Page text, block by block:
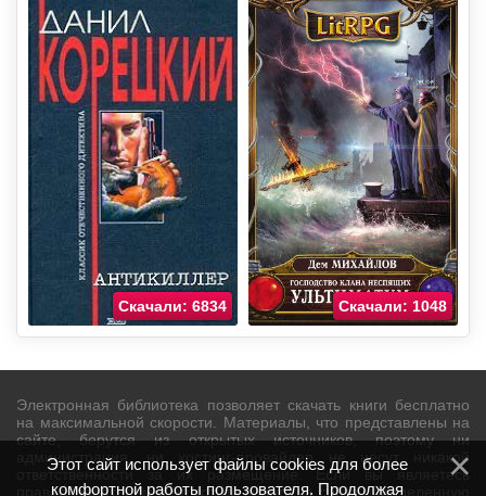
Скачали: 6834 Скачали: 1048
Электронная библиотека позволяет скачать книги бесплатно
на максимальной скорости. Материалы, что представлены на
сайте, берутся из открытых источников, поэтому ни
администрация, ни хостинг-провайдер не несут никакой
ответственности за их размещение. Если вы являетесь
правообладателем и не хотите видеть на сайте определенную
Этот сайт использует файлы cookies для более
комфортной работы пользователя. Продолжая